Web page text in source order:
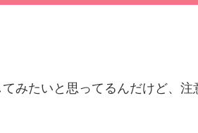
てみたいと思ってるんだけど、